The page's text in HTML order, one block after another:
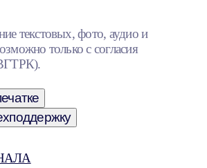
текстовых, фото, аудио и
только с согласия